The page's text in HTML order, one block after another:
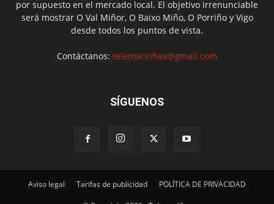
por supuesto en el mercado local. El objetivo irrenunciable
será mostrar O Val Miñor, O Baixo Miño, O Porriño y Vigo
desde todos los puntos de vista.
Contáctanos: telemarinhas@gmail.com
SÍGUENOS
Aviso legal Tarifas de publicidad POLÍTICA DE PRIVACIDAD